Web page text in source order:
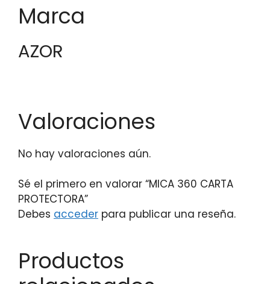
Marca
AZOR
Valoraciones
No hay valoraciones aún.
Sé el primero en valorar “MICA 360 CARTA
PROTECTORA”
Debes acceder para publicar una reseña.
Productos